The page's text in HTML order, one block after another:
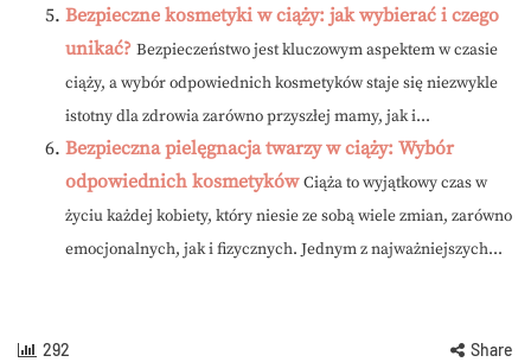
Bezpieczne kosmetyki w ciąży: jak wybierać i czego
unikać? Bezpieczeństwo jest kluczowym aspektem w czasie
ciąży, a wybór odpowiednich kosmetyków staje się niezwykle
istotny dla zdrowia zarówno przyszłej mamy, jak i...
Bezpieczna pielęgnacja twarzy w ciąży: Wybór
odpowiednich kosmetyków Ciąża to wyjątkowy czas w
życiu każdej kobiety, który niesie ze sobą wiele zmian, zarówno
emocjonalnych, jak i fizycznych. Jednym z najważniejszych...
292 Share